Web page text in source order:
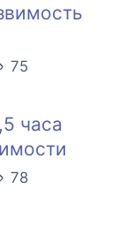
75
часа
78